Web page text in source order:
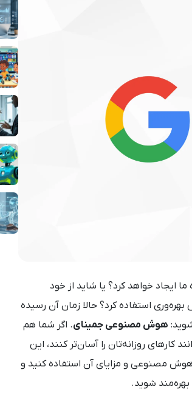
ایجاد خواهد کرد؟ یا شاید از خود
بهره‌وری استفاده کرد؟ حالا زمان آن رسیده
هوش مصنوعی جمینای. اگر شما هم
روزانه‌تان را آسان‌تر کنند، این
مصنوعی و مزایای آن استفاده کنید و
بهره‌مند شوید.